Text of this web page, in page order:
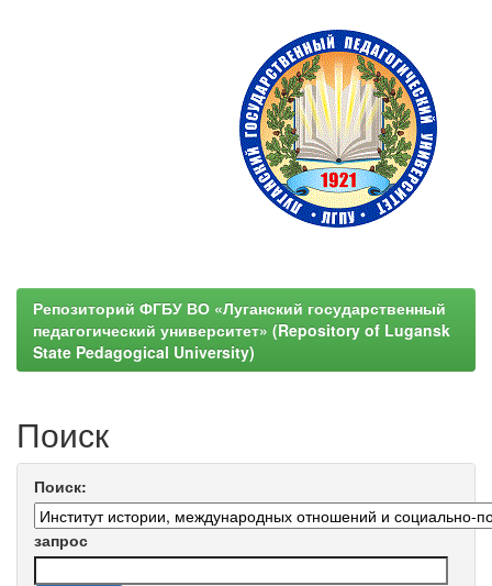
Репозиторий ФГБУ ВО «Луганский государственный
педагогический университет» (Repository of Lugansk
State Pedagogical University)
Поиск
Поиск:
запрос